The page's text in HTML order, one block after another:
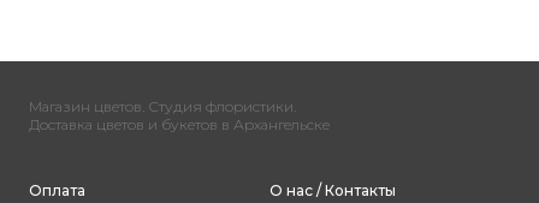
Магазин цветов. Студия флористики.
Доставка цветов и букетов в Архангельске
Оплата
О нас / Контакты